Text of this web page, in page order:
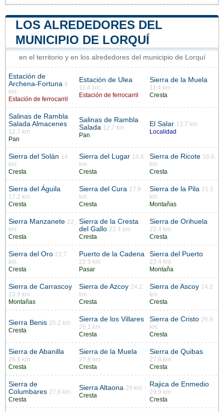
LOS ALREDEDORES DEL
MUNICIPIO DE LORQUÍ
en el territorio y en los alrededores del municipio de Lorquí
Estación de
Archena-Fortuna 6
km
Estación de ferrocarril
Estación de Ulea
11.4 km
Estación de ferrocarril
Sierra de la Muela
11.4 km
Cresta
Salinas de Rambla
Salada Almacenes
12.7 km
Pan
Salinas de Rambla
Salada 12.7 km
Pan
El Salar 13.7 km
Localidad
Sierra del Solán 14
km
Cresta
Sierra del Lugar 14.6
km
Cresta
Sierra de Ricote 16.6
km
Cresta
Sierra del Águila
17.2 km
Cresta
Sierra del Cura 17.9
km
Cresta
Sierra de la Pila 21.5
km
Montañas
Sierra Manzanete 22
km
Cresta
Sierra de la Cresta
del Gallo 22.4 km
Cresta
Sierra de Orihuela
22.4 km
Cresta
Sierra del Oro 22.7
km
Cresta
Puerto de la Cadena
22.9 km
Pasar
Sierra del Puerto
23.4 km
Montaña
Sierra de Carrascoy
23.9 km
Montañas
Sierra de Azcoy 24.2
km
Cresta
Sierra de Ascoy 24.2
km
Cresta
Sierra Benis 25.2 km
Cresta
Sierra de los Villares
26.1 km
Cresta
Sierra de Cristo 26.9
km
Cresta
Sierra de Abanilla
26.9 km
Cresta
Sierra de la Muela
27.8 km
Cresta
Sierra de Quibas
27.8 km
Cresta
Sierra de
Columbares 27.8 km
Cresta
Sierra Altaona 29 km
Cresta
Rajica de Enmedio
29.9 km
Cresta